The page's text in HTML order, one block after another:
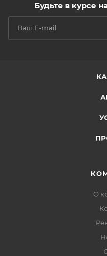
Будьте в курсе
О